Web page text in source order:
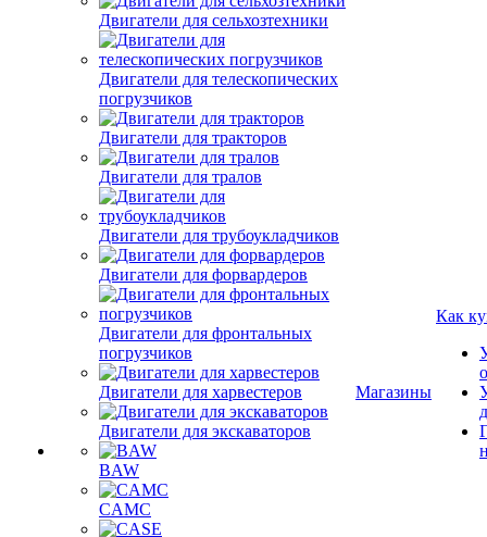
Двигатели для сельхозтехники
Двигатели для телескопических
погрузчиков
Двигатели для тракторов
Двигатели для тралов
Двигатели для трубоукладчиков
Двигатели для форвардеров
Двигатели для фронтальных
погрузчиков
Двигатели для харвестеров
Двигатели для экскаваторов
BAW
CAMC
Магазины
Как